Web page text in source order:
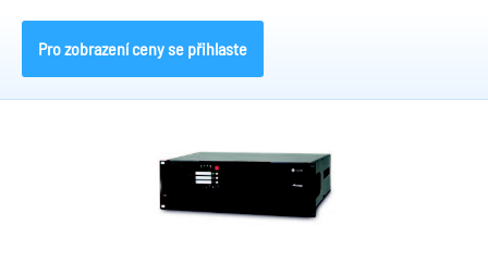
Pro zobrazení ceny se přihlaste